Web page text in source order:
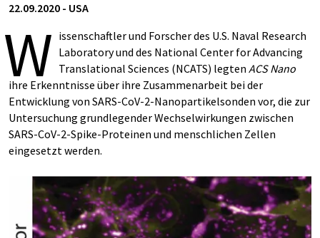
22.09.2020 - USA
W issenschaftler und Forscher des U.S. Naval Research
Laboratory und des National Center for Advancing
Translational Sciences (NCATS) legten ACS Nano
ihre Erkenntnisse über ihre Zusammenarbeit bei der
Entwicklung von SARS-CoV-2-Nanopartikelsonden vor, die zur
Untersuchung grundlegender Wechselwirkungen zwischen
SARS-CoV-2-Spike-Proteinen und menschlichen Zellen
eingesetzt werden.